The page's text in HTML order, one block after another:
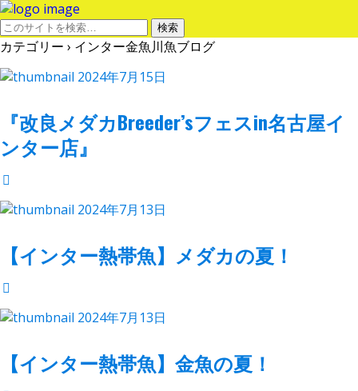
カテゴリー › インター金魚川魚ブログ
2024年7月15日
『改良メダカBreeder’sフェスin名古屋イ
ンター店』
2024年7月13日
【インター熱帯魚】メダカの夏！
2024年7月13日
【インター熱帯魚】金魚の夏！